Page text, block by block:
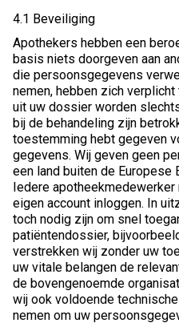
4.1 Beveiliging
Apothekers hebben een
basis niets doorgeven aan
die persoonsgegevens
nemen, hebben zich
uit uw dossier worden
bij de behandeling zijn
toestemming hebt gegeven
gegevens. Wij geven geen
een land buiten de Europese
Iedere
eigen account inloggen. In
toch nodig zijn om snel
patiëntendossier,
verstrekken wij zonder uw
uw vitale belangen de
de bovengenoemde
wij ook voldoende
nemen om uw